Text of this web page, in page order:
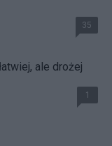
35
ale drożej
1